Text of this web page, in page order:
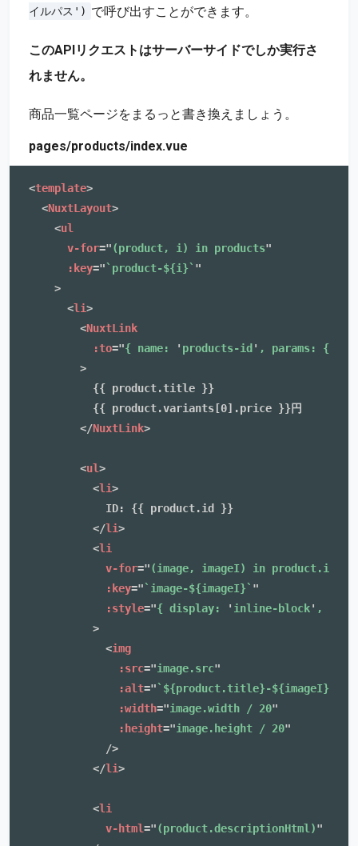
イルパス') で呼び出すことができます。
このAPIリクエストはサーバーサイドでしか実行さ
れません。
商品一覧ページをまるっと書き換えましょう。
pages/products/index.vue
<template>
<NuxtLayout>
<ul
v-for="(product, i) in products"
:key="`product-${i}` "
>
<li>
<NuxtLink
:to="{ name: ' products-id ' , params: {
>
          {{ product.title }}
          {{ product.variants[0].price }}円
</NuxtLink>
<ul>
<li>
            ID: {{ product.id }}
</li>
<li
v-for="(image, imageI) in
:key="`image-${imageI}` "
:style="{ display: ' inline-block' ,
>
<img
:src="image.src"
:alt="`${product.title}-${imageI}`
:width="image.width / 20"
:height="image.height / 20"
/>
</li>
<li
v-html="(product.descriptionHtml)"